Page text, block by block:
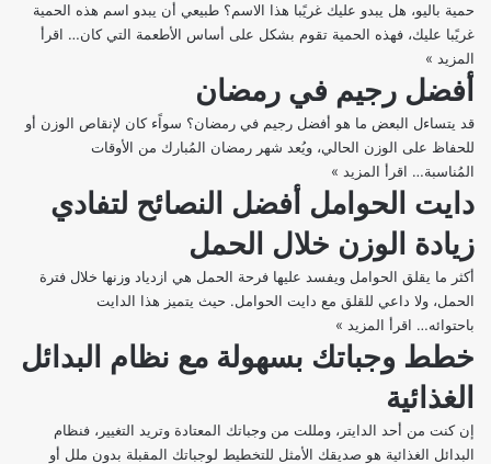
السعرات
الحرارية
حمية باليو، هل يبدو عليك غريًبا هذا الاسم؟ طبيعي أن يبدو اسم هذه الحمية
غريًبا عليك، فهذه الحمية تقوم بشكل على أساس الأطعمة التي كان… اقرأ
المزيد »
باليو
والأطعمة
المسموحة
في
باليو
والأطعمة
الممنوعة
أفضل رجيم في رمضان
قد يتساءل البعض ما هو أفضل رجيم في رمضان؟ سواًء كان لإنقاص الوزن أو
للحفاظ على الوزن الحالي، ويُعد شهر رمضان المُبارك من الأوقات
المُناسبة… اقرأ المزيد »
رجيم
في
رمضان
دايت الحوامل أفضل النصائح لتفادي
زيادة الوزن خلال الحمل
أكثر ما يقلق الحوامل ويفسد عليها فرحة الحمل هي ازدياد وزنها خلال فترة
الحمل، ولا داعي للقلق مع دايت الحوامل. حيث يتميز هذا الدايت
باحتوائه… اقرأ المزيد »
الحوامل
أفضل
لتفادي
زيادة
خطط وجباتك بسهولة مع نظام البدائل
الغذائية
إن كنت من أحد الدايتر، ومللت من وجباتك المعتادة وتريد التغيير، فنظام
البدائل الغذائية هو صديقك الأمثل للتخطيط لوجباتك المقبلة بدون ملل أو